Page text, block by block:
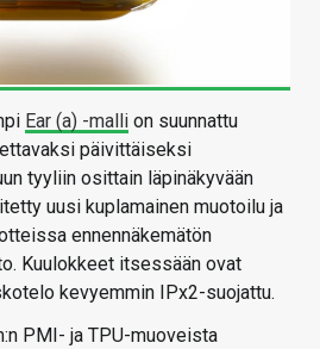
Ear (a) -malli on suunnattu
päivittäiseksi
tyyliin osittain läpinäkyvään
uusi kuplamainen muotoilu ja
ennennäkemätön
Kuulokkeet itsessään ovat
kevyemmin IPx2-suojattu.
PMI- ja TPU-muoveista